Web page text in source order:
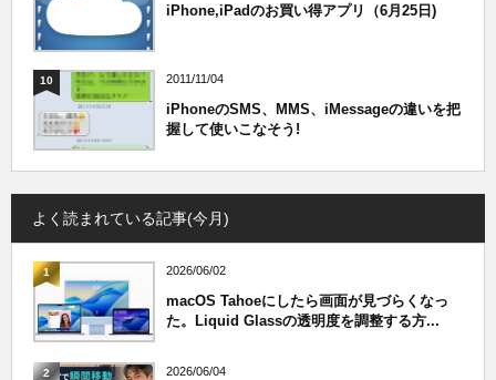
iPhone,iPadのお買い得アプリ（6月25日)
10 2011/11/04
iPhoneのSMS、MMS、iMessageの違いを把
握して使いこなそう!
よく読まれている記事(今月)
1 2026/06/02
macOS Tahoeにしたら画面が見づらくなっ
た。Liquid Glassの透明度を調整する方...
2 2026/06/04